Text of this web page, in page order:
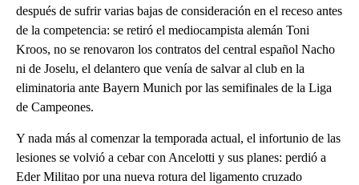
después de sufrir varias bajas de consideración en el receso antes
de la competencia: se retiró el mediocampista alemán Toni
Kroos, no se renovaron los contratos del central español Nacho
ni de Joselu, el delantero que venía de salvar al club en la
eliminatoria ante Bayern Munich por las semifinales de la Liga
de Campeones.
Y nada más al comenzar la temporada actual, el infortunio de las
lesiones se volvió a cebar con Ancelotti y sus planes: perdió a
Eder Militao por una nueva rotura del ligamento cruzado